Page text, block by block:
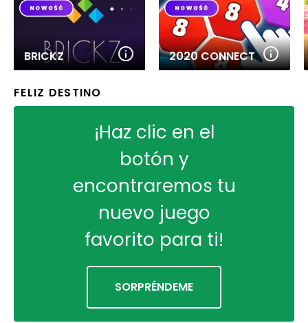
BRICKZ 2020 CONNECT
FELIZ DESTINO
¡Haz clic en el
botón y
encontraremos tu
nuevo juego
favorito para ti!
SORPRÉNDEME